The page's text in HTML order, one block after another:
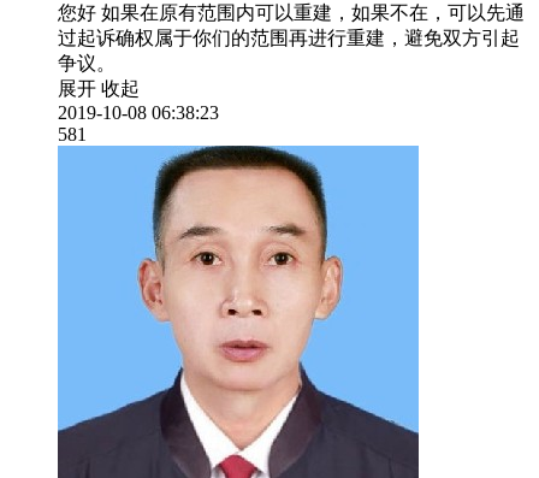
您好 如果在原有范围内可以重建，如果不在，可以先通
过起诉确权属于你们的范围再进行重建，避免双方引起
争议。
展开 收起
2019-10-08 06:38:23
581